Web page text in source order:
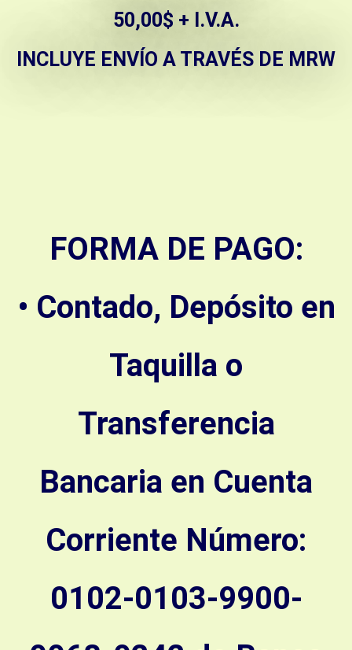
50,00$ + I.V.A.
INCLUYE ENVÍO A TRAVÉS DE MRW
FORMA DE PAGO:
• Contado, Depósito en
Taquilla o
Transferencia
Bancaria en Cuenta
Corriente Número:
0102-0103-9900-